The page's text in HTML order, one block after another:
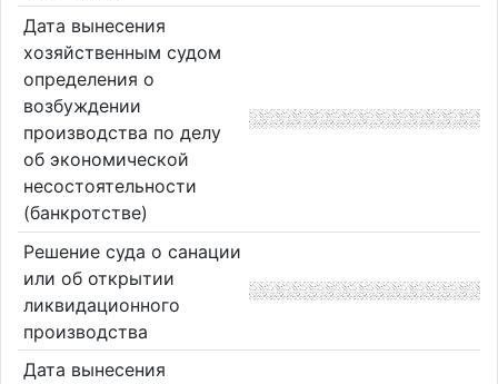
Дата вынесения
хозяйственным судом
определения о
возбуждении
производства по делу
об экономической
несостоятельности
(банкротстве)
Решение суда о санации
или об открытии
ликвидационного
производства
Дата вынесения